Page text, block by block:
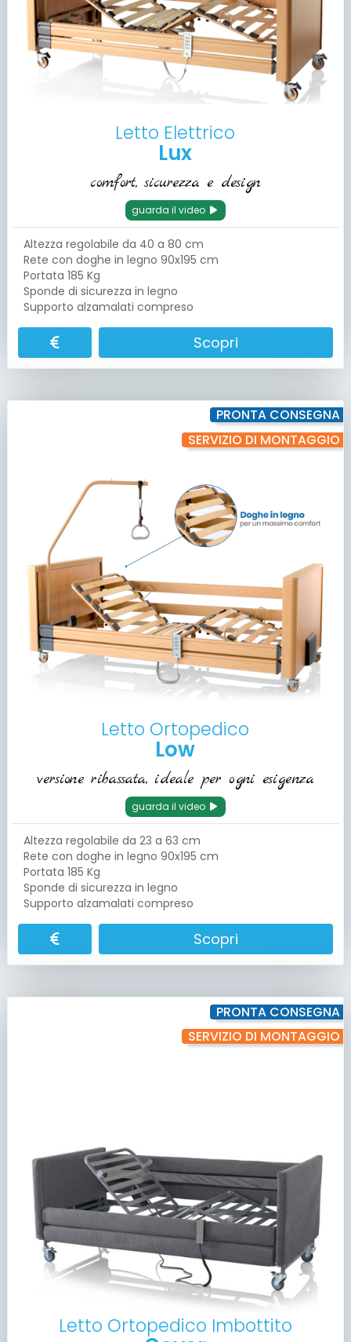
Letto Elettrico
Lux
comfort, sicurezza e design
guarda il video
Altezza regolabile da 40 a 80 cm
Rete con doghe in legno 90x195 cm
Portata 185 Kg
Sponde di sicurezza in legno
Supporto alzamalati compreso
Scopri
PRONTA CONSEGNA
SERVIZIO DI MONTAGGIO
Letto Ortopedico
Low
versione ribassata, ideale per ogni esigenza
guarda il video
Altezza regolabile da 23 a 63 cm
Rete con doghe in legno 90x195 cm
Portata 185 Kg
Sponde di sicurezza in legno
Supporto alzamalati compreso
Scopri
PRONTA CONSEGNA
SERVIZIO DI MONTAGGIO
Letto Ortopedico Imbottito